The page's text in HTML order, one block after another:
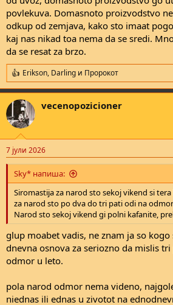
povlekuva. Domasnoto proizvodstvo
odkup od zemjava, kako sto imaat
kaj nas nikad toa nema da se sredi.
da se resat za brzo.
R
e
a
c
t
i
n
s
:
Erikson, Darling и Пророкот
vecenopozicioner
7 јули 2026
Sky* напиша:
Siromastija za narod sto sekoj vikend si
za narod sto po dva do tri pati odi na
Narod sto sekoj vikend gi polni kafanite,
glup moabet vadis, ne znam ja so
dnevna osnova za seriozno da mislis
odmor u leto.
pola narod odmor nema videno,
niednas ili ednas u zivotot na